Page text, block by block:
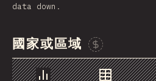
data down.
國家或區域
贊助這張圖表